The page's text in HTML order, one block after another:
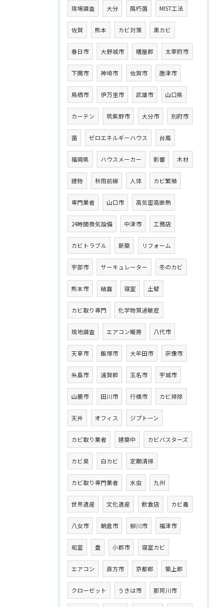
現場調査 大分 腐朽菌 MIST工法
佐賀 熊本 カビ対策 黒カビ
春日市 大野城市 糟屋郡 太宰府市
下関市 神埼市 佐賀市 唐津市
鳥栖市 伊万里市 武雄市 山口県
カーテン 筑紫野市 大分市 別府市
菌 ゼロエネルギーハウス 台風
福岡県 ハウスメーカー 影響 木材
建物 秋雨前線 人体 カビ繁殖
専門業者 山口市 高気密高断熱
24時間換気設備 中津市 工務店
カビトラブル 新築 リフォーム
宇部市 サーキュレーター 冬のカビ
熊本市 結露 寝室 土壁
カビ取り専門 化学物質過敏症
現地調査 エアコン暖房 八代市
天草市 飯塚市 大牟田市 宗像市
糸島市 遠賀郡 玉名市 宇城市
山鹿市 田川市 行橋市 カビ掃除
天井 オフィス ジプトーン
カビ取り業者 建築中 カビバスターズ
カビ臭 白カビ 定期清掃
カビ取り専門業者 水虫 九州
世界遺産 文化遺産 飲食店 カビ毒
八女市 朝倉市 柳川市 福津市
和室 畳 小郡市 寝室カビ
エアコン 直方市 京都郡 築上郡
クローゼット うきは市 那珂川市